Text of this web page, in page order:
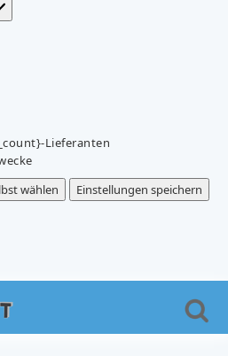
Lieferanten
wählen
Einstellungen speichern